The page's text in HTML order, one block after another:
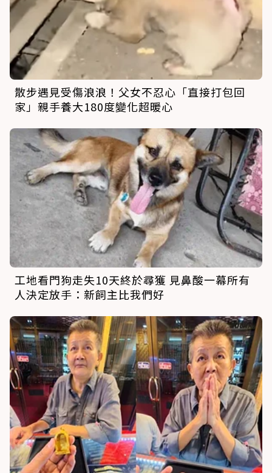
散步遇見受傷浪浪！父女不忍心「直接打包回
家」親手養大180度變化超暖心
工地看門狗走失10天終於尋獲 見鼻酸一幕所有
人決定放手：新飼主比我們好